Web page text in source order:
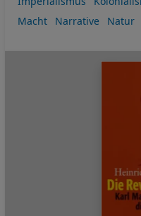
Macht
Narrative Natur